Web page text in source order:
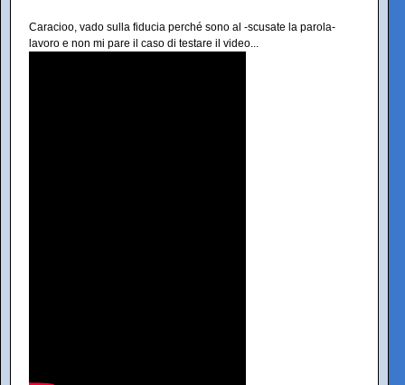
Caracioo, vado sulla fiducia perché sono al -scusate la parola-
lavoro e non mi pare il caso di testare il video...